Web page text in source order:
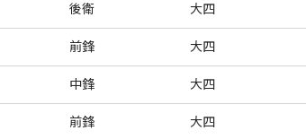
後衛 大四
前鋒 大四
中鋒 大四
前鋒 大四